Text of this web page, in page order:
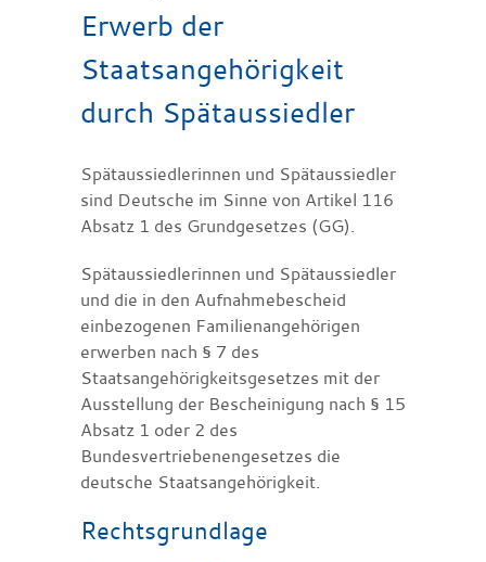
Erwerb der
Staatsangehörigkeit
durch Spätaussiedler
Spätaussiedlerinnen und Spätaussiedler
sind Deutsche im Sinne von Artikel 116
Absatz 1 des Grundgesetzes (GG).
Spätaussiedlerinnen und Spätaussiedler
und die in den Aufnahmebescheid
einbezogenen Familienangehörigen
erwerben nach § 7 des
Staatsangehörigkeitsgesetzes mit der
Ausstellung der Bescheinigung nach § 15
Absatz 1 oder 2 des
Bundesvertriebenengesetzes die
deutsche Staatsangehörigkeit.
Rechtsgrundlage